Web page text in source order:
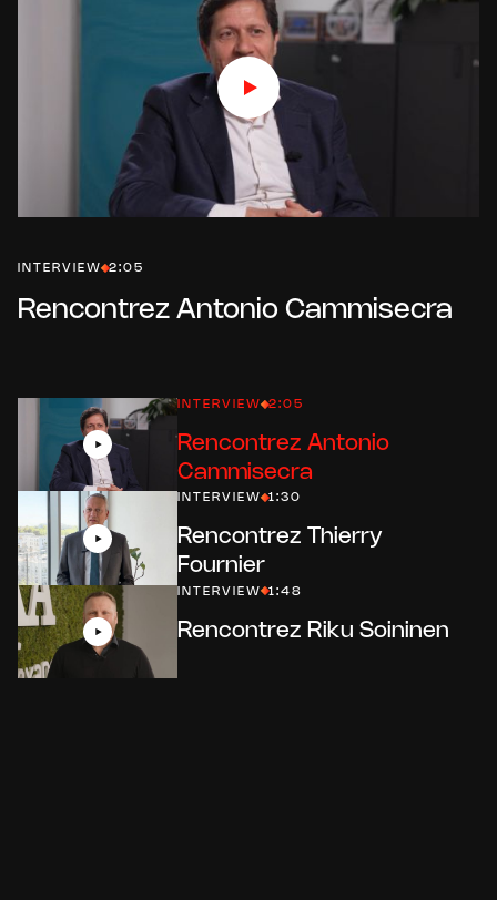
INTERVIEW 2:05
Rencontrez Antonio Cammisecra
INTERVIEW 2:05
Rencontrez Antonio
Cammisecra
INTERVIEW 1:30
Rencontrez Thierry
Fournier
INTERVIEW 1:48
Rencontrez Riku Soininen